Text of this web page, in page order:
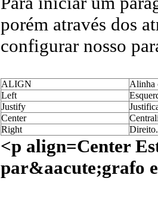
porém através dos
configurar nosso
ALIGN
Alinha
Left
Justify
Center
Right
Direito.
<p align=Center
par&aacute;grafo